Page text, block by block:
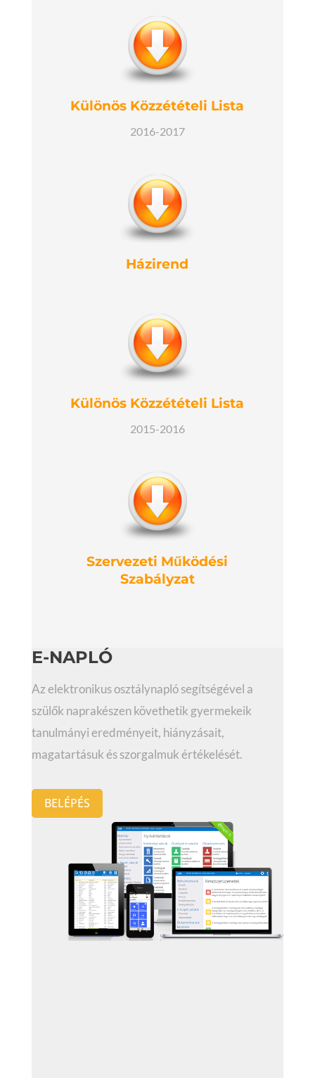
Különös Közzétételi Lista
2016-2017
Házirend
Különös Közzétételi Lista
2015-2016
Szervezeti Működési
Szabályzat
E-NAPLÓ
Az elektronikus osztálynapló segítségével a
szülők naprakészen követhetik gyermekeik
tanulmányi eredményeit, hiányzásait,
magatartásuk és szorgalmuk értékelését.
BELÉPÉS